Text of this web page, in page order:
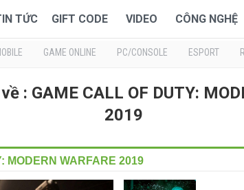
TỨC GIFT CODE VIDEO CÔNG NGHỆ
GAME ONLINE PC/CONSOLE ESPORT
: GAME CALL OF DUTY:
2019
MODERN WARFARE 2019